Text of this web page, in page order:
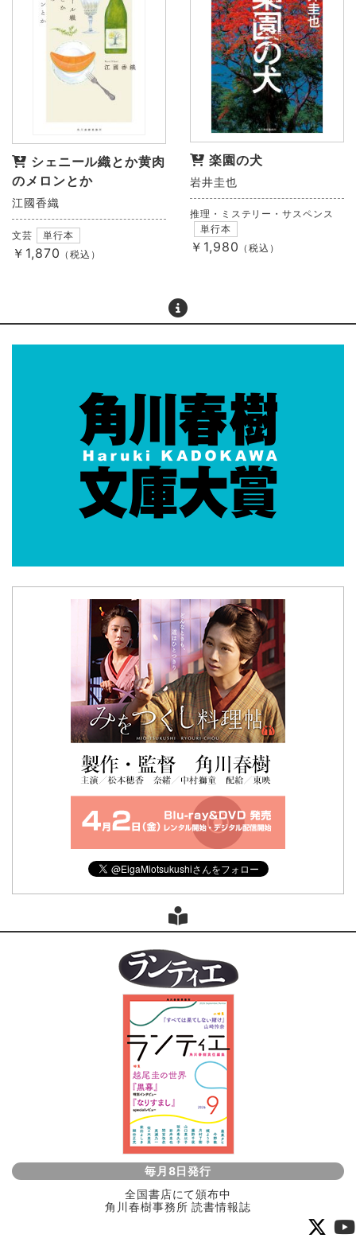
シェニール織とか黄肉
のメロンとか
江國香織
文芸 単行本
￥1,870 （税込）
楽園の犬
岩井圭也
推理・ミステリー・サスペンス
単行本
￥1,980 （税込）
毎月8日発行
全国書店にて頒布中
角川春樹事務所 読書情報誌